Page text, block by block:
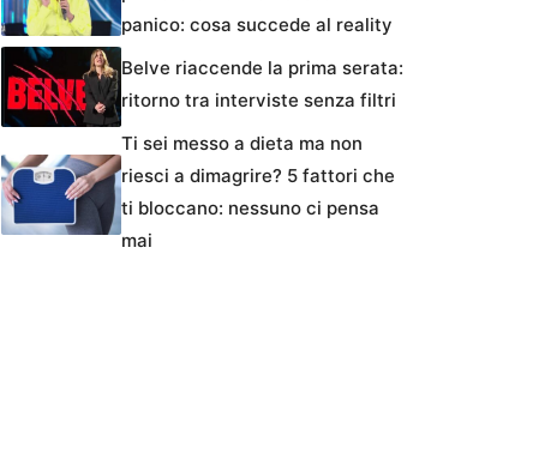
panico: cosa succede al reality
Belve riaccende la prima serata:
ritorno tra interviste senza filtri
Ti sei messo a dieta ma non
riesci a dimagrire? 5 fattori che
ti bloccano: nessuno ci pensa
mai